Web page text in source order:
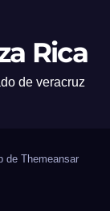
Rica
de veracruz
de Themeansar